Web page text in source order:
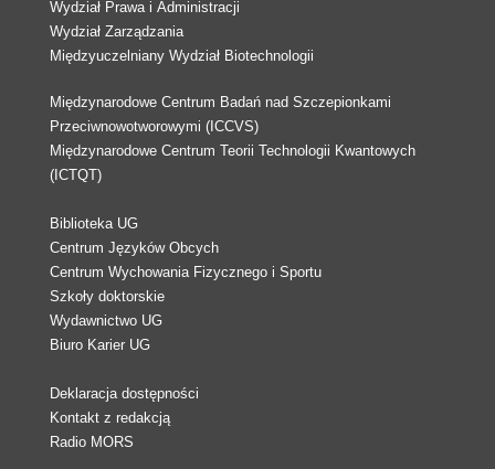
Wydział Prawa i Administracji
Wydział Zarządzania
Międzyuczelniany Wydział Biotechnologii
Międzynarodowe Centrum Badań nad Szczepionkami
Przeciwnowotworowymi (ICCVS)
Międzynarodowe Centrum Teorii Technologii Kwantowych
(ICTQT)
Biblioteka UG
Centrum Języków Obcych
Centrum Wychowania Fizycznego i Sportu
Szkoły doktorskie
Wydawnictwo UG
Biuro Karier UG
Deklaracja dostępności
Kontakt z redakcją
Radio MORS